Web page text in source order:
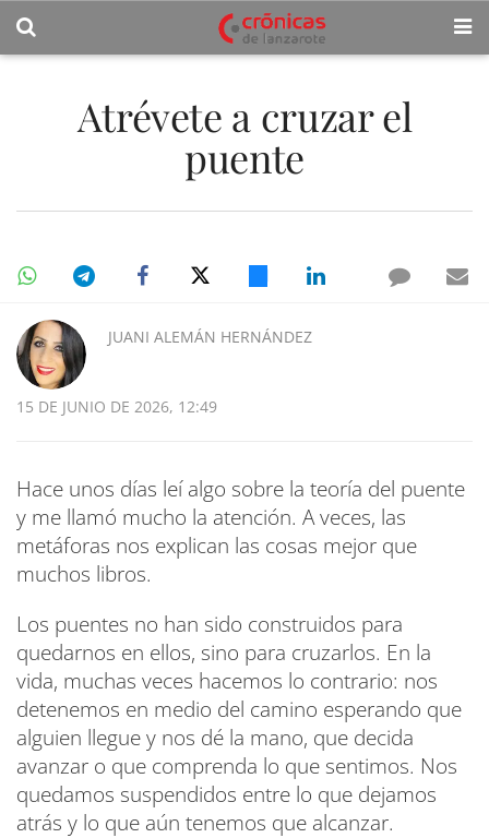
Atrévete a cruzar el
puente
JUANI ALEMÁN HERNÁNDEZ
15 DE JUNIO DE 2026, 12:49
Hace unos días leí algo sobre la teoría del puente
y me llamó mucho la atención. A veces, las
metáforas nos explican las cosas mejor que
muchos libros.
Los puentes no han sido construidos para
quedarnos en ellos, sino para cruzarlos. En la
vida, muchas veces hacemos lo contrario: nos
detenemos en medio del camino esperando que
alguien llegue y nos dé la mano, que decida
avanzar o que comprenda lo que sentimos. Nos
quedamos suspendidos entre lo que dejamos
atrás y lo que aún tenemos que alcanzar.